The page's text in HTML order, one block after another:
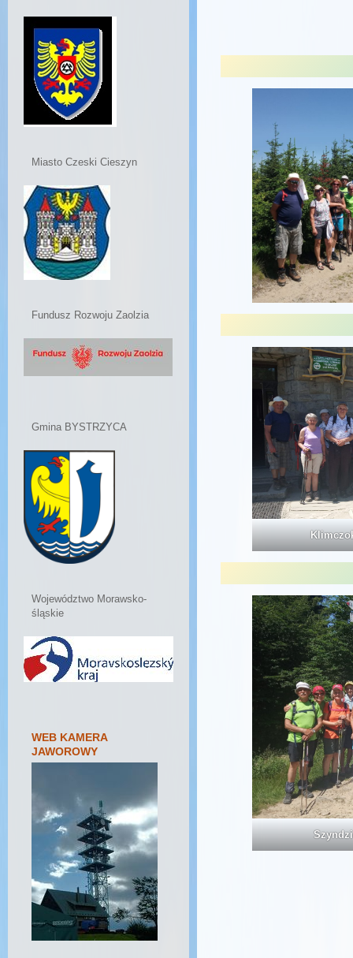
Miasto Czeski Cieszyn
Fundusz Rozwoju Zaolzia
Gmina BYSTRZYCA
Województwo Morawsko-
śląskie
WEB KAMERA
JAWOROWY